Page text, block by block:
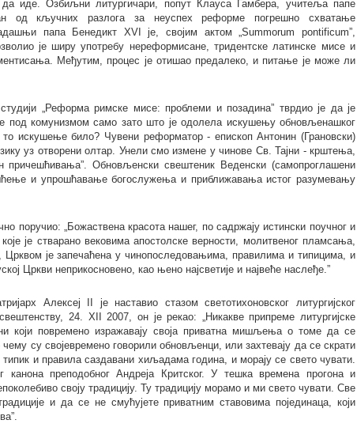
иде. Озбиљни литургичари, попут Клауса Гамбера, учитеља папе
од кључних разлога за неуспех реформе погрешно схватање
папа Бенедикт XVI је, својим актом „Summorum pontificum”,
је ширу употребу нереформисане, тридентске латинске мисе и
Међутим, процес је отишао предалеко, и питање је може ли
„Реформа римске мисе: проблеми и позадина” тврдио је да је
под комунизмом само зато што је одолела искушењу обновљенашког
искушење било? Чувени реформатор - епископ Антонин (Грановски)
уз отворени олтар. Унели смо измене у чинове Св. Тајни - крштења,
Обновљенски свештеник Веденски (самопроглашени
и упрошћавање богослужења и приближавања истог разумевању
поручио: „Божаствена красота нашег, по садржају истински поучног и
је стварано вековима апостолске верности, молитвеног пламсања,
Црквом је запечаћена у чинопоследовањима, правилима и типицима, и
Цркви неприкосновено, као њено најсветије и највеће наслеђе.”
Алексеј II је наставио стазом светотихоновског литургијског
24. XII 2007, он је рекао: „Никакве припреме литургијске
повремено изражавају своја приватна мишљења о томе да се
су својевремено говорили обновљенци, или захтевају да се скрати
и правила саздавани хиљадама година, и морају се свето чувати.
канона преподобног Андреја Критског. У тешка времена прогона и
своју традицију. Ту традицију морамо и ми свето чувати. Све
и да се не смућујете приватним ставовима појединаца, који